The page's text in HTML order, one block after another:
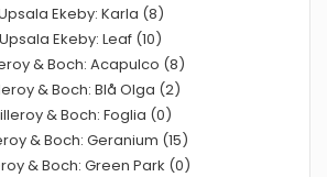
Ekeby: Karla (8)
Upsala Ekeby: Leaf (10)
& Boch: Acapulco (8)
& Boch: Blå Olga (2)
& Boch: Foglia (0)
& Boch: Geranium (15)
& Boch: Green Park (0)